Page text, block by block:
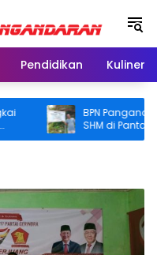
Pendidikan Kuliner
BPN Pangandaran
SHM di Pantai
Usut Asal-usul Sertifikat